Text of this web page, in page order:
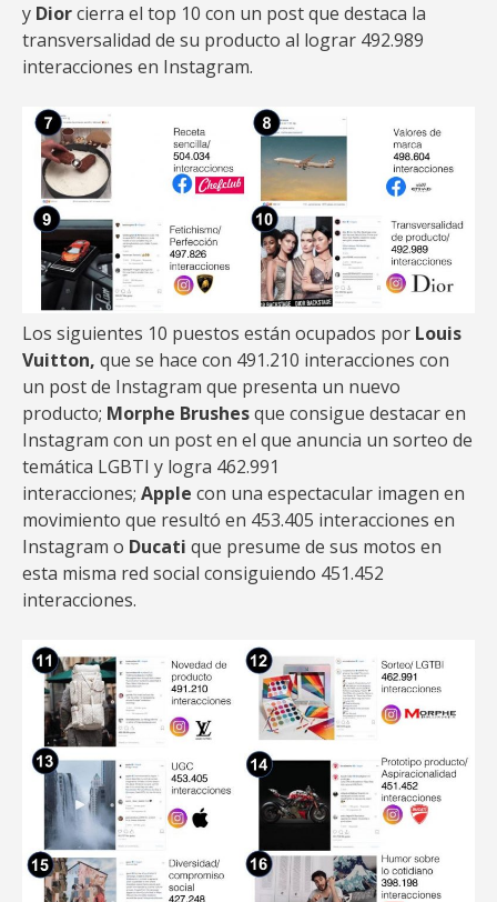
y Diorcierra el top 10 con un post que destaca la
transversalidad de su producto al lograr 492.989
interacciones en Instagram.
Los siguientes 10 puestos están ocupados por Louis
Vuitton, que se hace con 491.210 interacciones con
un post de Instagram que presenta un nuevo
producto; Morphe Brushesque consigue destacar en
Instagram con un post en el que anuncia un sorteo de
temática LGBTI y logra 462.991
interacciones; Apple con una espectacular imagen en
movimiento que resultó en 453.405 interacciones en
Instagram o Ducati que presume de sus motos en
esta misma red social consiguiendo 451.452
interacciones.